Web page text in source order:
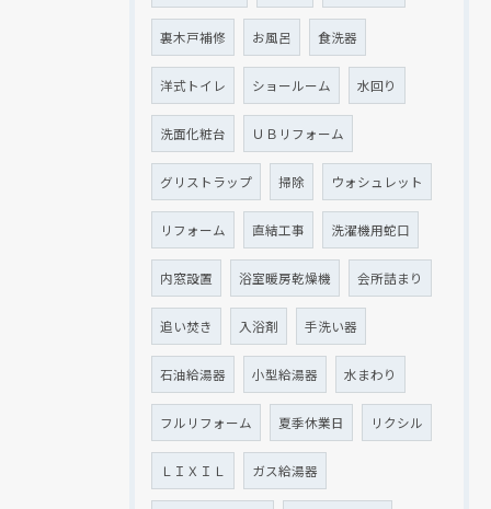
裏木戸補修 お風呂 食洗器
洋式トイレ ショールーム 水回り
洗面化粧台 ＵＢリフォーム
グリストラップ 掃除 ウォシュレット
リフォーム 直結工事 洗濯機用蛇口
内窓設置 浴室暖房乾燥機 会所詰まり
追い焚き 入浴剤 手洗い器
石油給湯器 小型給湯器 水まわり
フルリフォーム 夏季休業日 リクシル
ＬＩＸＩＬ ガス給湯器
クリックでチラシのページにジャンプします